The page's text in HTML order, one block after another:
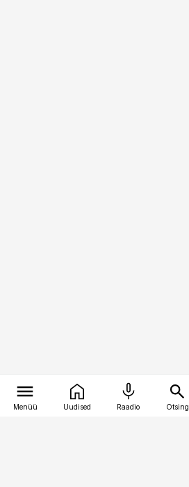
Menüü Uudised Raadio Otsing